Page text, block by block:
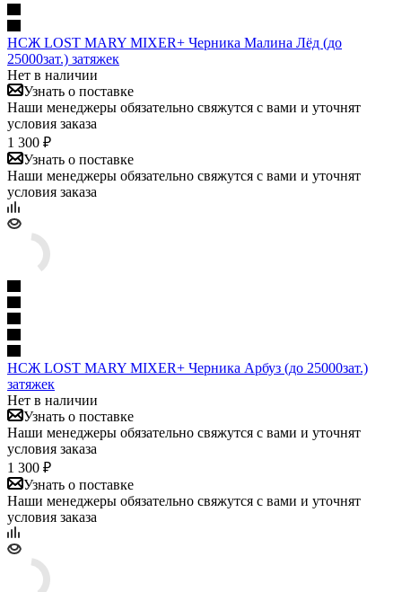
НСЖ LOST MARY MIXER+ Черника Малина Лёд (до
25000зат.) затяжек
Нет в наличии
Узнать о поставке
Наши менеджеры обязательно свяжутся с вами и уточнят
условия заказа
1 300 ₽
Узнать о поставке
Наши менеджеры обязательно свяжутся с вами и уточнят
условия заказа
НСЖ LOST MARY MIXER+ Черника Арбуз (до 25000зат.)
затяжек
Нет в наличии
Узнать о поставке
Наши менеджеры обязательно свяжутся с вами и уточнят
условия заказа
1 300 ₽
Узнать о поставке
Наши менеджеры обязательно свяжутся с вами и уточнят
условия заказа